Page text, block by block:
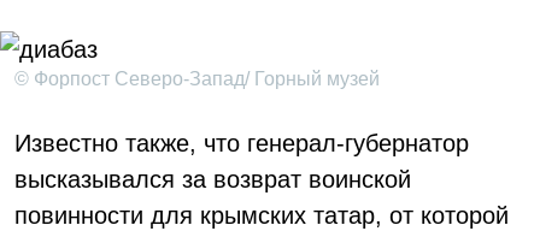
© Форпост Северо-Запад/ Горный музей
Известно также, что генерал-губернатор
высказывался за возврат воинской
повинности для крымских татар, от которой